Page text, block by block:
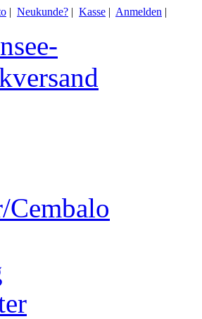
| Neukunde? | Kasse | Anmelden |